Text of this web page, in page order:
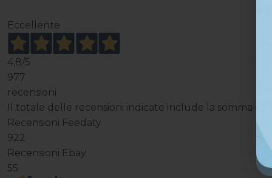
Eccellente
4,8/5
977
recensioni
Il totale delle recensioni indicate include la somma di:
Recensioni Feedaty
922
Recensioni Ebay
55